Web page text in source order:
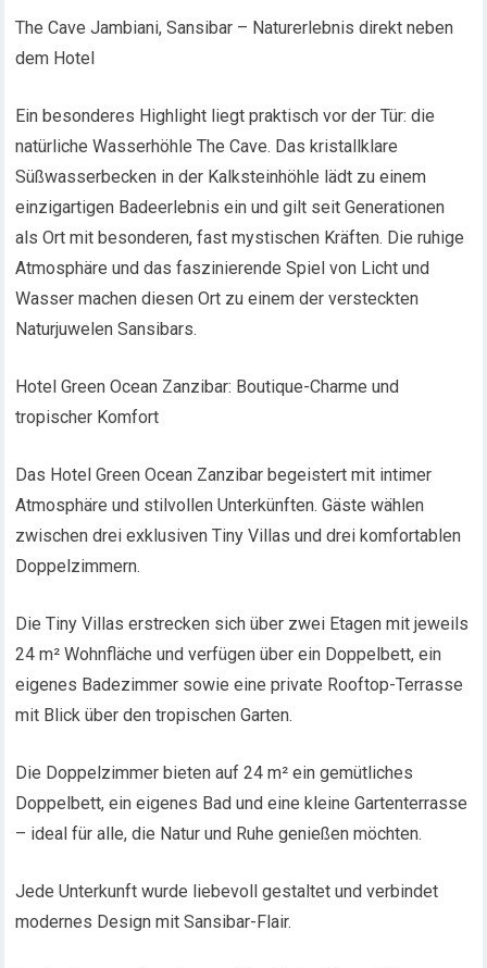
The Cave Jambiani, Sansibar – Naturerlebnis direkt neben
dem Hotel
Ein besonderes Highlight liegt praktisch vor der Tür: die
natürliche Wasserhöhle The Cave. Das kristallklare
Süßwasserbecken in der Kalksteinhöhle lädt zu einem
einzigartigen Badeerlebnis ein und gilt seit Generationen
als Ort mit besonderen, fast mystischen Kräften. Die ruhige
Atmosphäre und das faszinierende Spiel von Licht und
Wasser machen diesen Ort zu einem der versteckten
Naturjuwelen Sansibars.
Hotel Green Ocean Zanzibar: Boutique-Charme und
tropischer Komfort
Das Hotel Green Ocean Zanzibar begeistert mit intimer
Atmosphäre und stilvollen Unterkünften. Gäste wählen
zwischen drei exklusiven Tiny Villas und drei komfortablen
Doppelzimmern.
Die Tiny Villas erstrecken sich über zwei Etagen mit jeweils
24 m² Wohnfläche und verfügen über ein Doppelbett, ein
eigenes Badezimmer sowie eine private Rooftop-Terrasse
mit Blick über den tropischen Garten.
Die Doppelzimmer bieten auf 24 m² ein gemütliches
Doppelbett, ein eigenes Bad und eine kleine Gartenterrasse
– ideal für alle, die Natur und Ruhe genießen möchten.
Jede Unterkunft wurde liebevoll gestaltet und verbindet
modernes Design mit Sansibar-Flair.